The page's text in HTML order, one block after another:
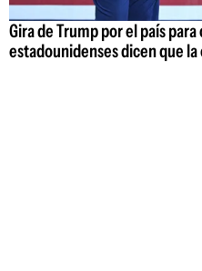
Gira de Trump por el país
estadounidenses dicen que